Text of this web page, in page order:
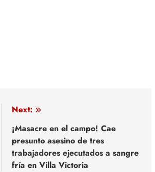
Next:
¡Masacre en el campo! Cae
presunto asesino de tres
trabajadores ejecutados a sangre
fría en Villa Victoria